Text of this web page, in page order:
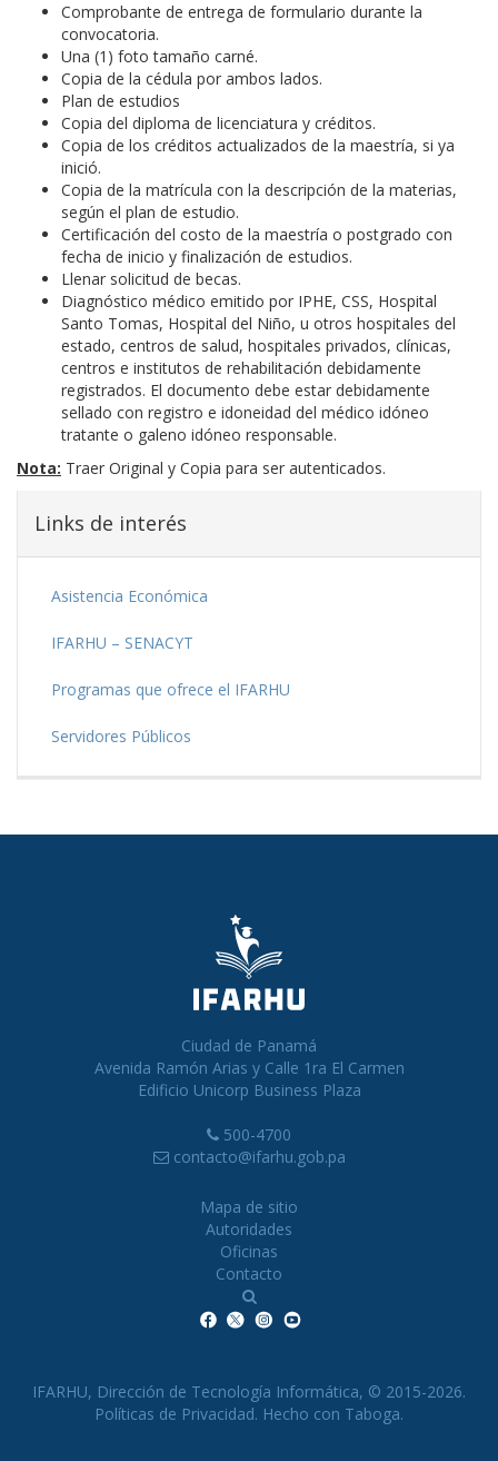
Comprobante de entrega de formulario durante la
convocatoria.
Una (1) foto tamaño carné.
Copia de la cédula por ambos lados.
Plan de estudios
Copia del diploma de licenciatura y créditos.
Copia de los créditos actualizados de la maestría, si ya
inició.
Copia de la matrícula con la descripción de la materias,
según el plan de estudio.
Certificación del costo de la maestría o postgrado con
fecha de inicio y finalización de estudios.
Llenar solicitud de becas.
Diagnóstico médico emitido por IPHE, CSS, Hospital
Santo Tomas, Hospital del Niño, u otros hospitales del
estado, centros de salud, hospitales privados, clínicas,
centros e institutos de rehabilitación debidamente
registrados. El documento debe estar debidamente
sellado con registro e idoneidad del médico idóneo
tratante o galeno idóneo responsable.
Nota: Traer Original y Copia para ser autenticados.
Links de interés
Asistencia Económica
IFARHU – SENACYT
Programas que ofrece el IFARHU
Servidores Públicos
Ciudad de Panamá
Avenida Ramón Arias y Calle 1ra El Carmen
Edificio Unicorp Business Plaza
500-4700
contacto@ifarhu.gob.pa
Mapa de sitio
Autoridades
Oficinas
Contacto
IFARHU, Dirección de Tecnología Informática, © 2015-2026.
Políticas de Privacidad. Hecho con Taboga.